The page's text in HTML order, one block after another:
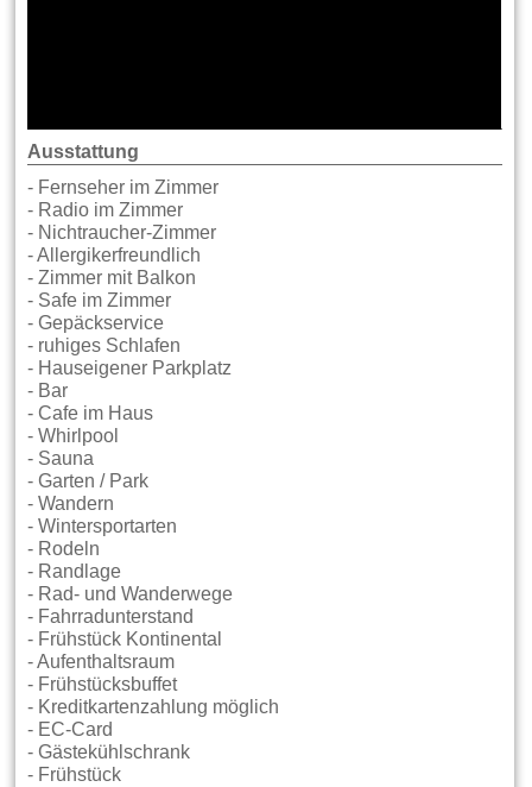
Ausstattung
- Fernseher im Zimmer
- Radio im Zimmer
- Nichtraucher-Zimmer
- Allergikerfreundlich
- Zimmer mit Balkon
- Safe im Zimmer
- Gepäckservice
- ruhiges Schlafen
- Hauseigener Parkplatz
- Bar
- Cafe im Haus
- Whirlpool
- Sauna
- Garten / Park
- Wandern
- Wintersportarten
- Rodeln
- Randlage
- Rad- und Wanderwege
- Fahrradunterstand
- Frühstück Kontinental
- Aufenthaltsraum
- Frühstücksbuffet
- Kreditkartenzahlung möglich
- EC-Card
- Gästekühlschrank
- Frühstück